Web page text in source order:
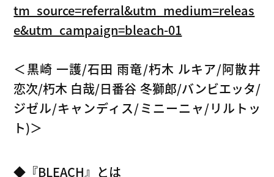
tm_source=referral&utm_medium=releas
e&utm_campaign=bleach-01
＜黒崎 一護/石田 雨竜/朽木 ルキア/阿散井
恋次/朽木 白哉/日番谷 冬獅郎/バンビエッタ/
ジゼル/キャンディス/ミニーニャ/リルトッ
ト)＞
◆『BLEACH』とは